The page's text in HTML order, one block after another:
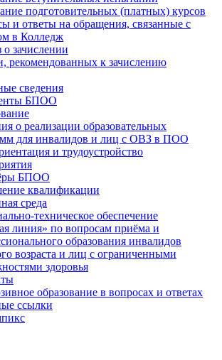
подготовительных (платных) курсов
и ответы на обращения, связанные с
в Колледж
зачислении
рекомендованных к зачислению
сведения
БПОО
о реализации образовательных
для инвалидов и лиц с ОВЗ в ПОО
и трудоустройство
БПОО
квалификации
среда
техническое обеспечение
линия» по вопросам приёма и
образования инвалидов
возраста и лиц с ограниченными
здоровья
образование в вопросах и ответах
ссылки